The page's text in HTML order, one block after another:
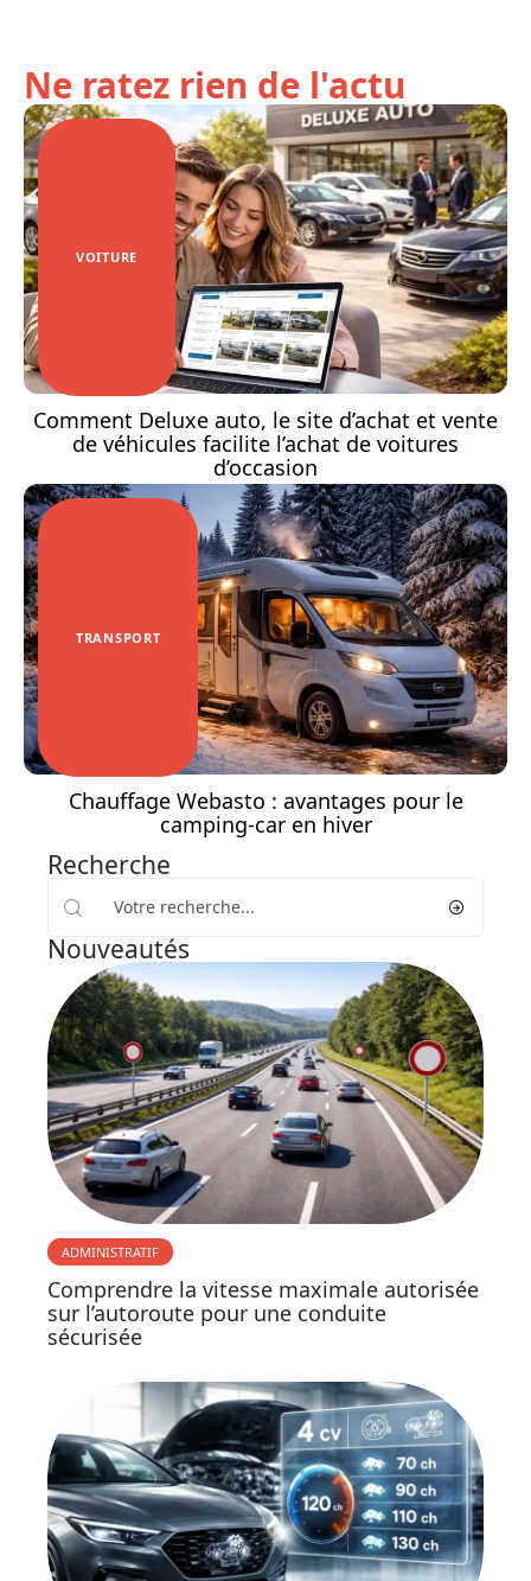
Ne ratez rien de l'actu
VOITURE
Comment Deluxe auto, le site d’achat et vente
de véhicules facilite l’achat de voitures
d’occasion
TRANSPORT
Chauffage Webasto : avantages pour le
camping-car en hiver
Recherche
Nouveautés
ADMINISTRATIF
Comprendre la vitesse maximale autorisée
sur l’autoroute pour une conduite
sécurisée